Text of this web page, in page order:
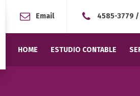
Email 4585-3779
HOME ESTUDIO CONTABLE